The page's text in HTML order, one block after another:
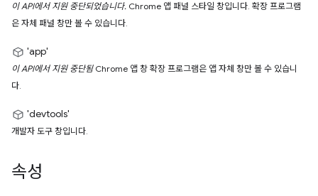
이 API에서 지원 중단되었습니다. Chrome 앱 패널 스타일 창입니다. 확장 프로그램
은 자체 패널 창만 볼 수 있습니다.
'app'
이 API에서 지원 중단됨Chrome 앱 창 확장 프로그램은 앱 자체 창만 볼 수 있습니
다.
'devtools'
개발자 도구 창입니다.
속성